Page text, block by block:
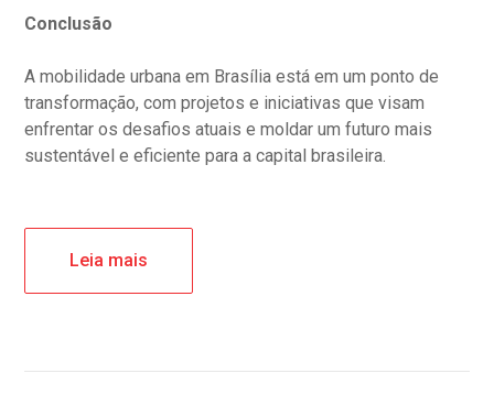
Conclusão
A mobilidade urbana em Brasília está em um ponto de
transformação, com projetos e iniciativas que visam
enfrentar os desafios atuais e moldar um futuro mais
sustentável e eficiente para a capital brasileira.
Leia mais